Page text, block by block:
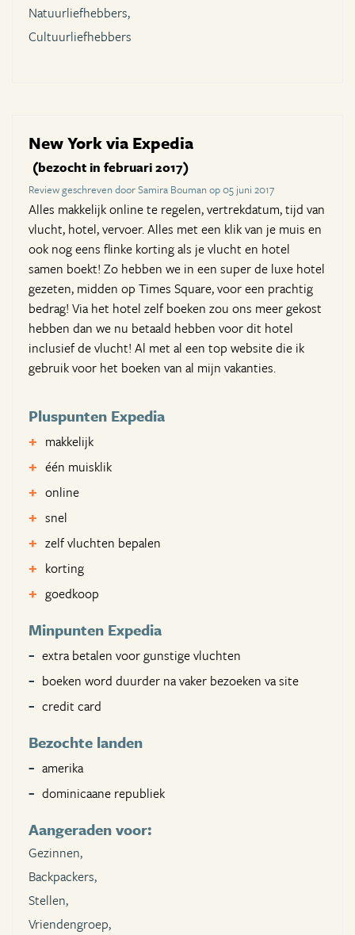
Natuurliefhebbers,
Cultuurliefhebbers
New York via Expedia
(bezocht in februari 2017)
Review geschreven door Samira Bouman op 05 juni 2017
Alles makkelijk online te regelen, vertrekdatum, tijd van
vlucht, hotel, vervoer. Alles met een klik van je muis en
ook nog eens flinke korting als je vlucht en hotel
samen boekt! Zo hebben we in een super de luxe hotel
gezeten, midden op Times Square, voor een prachtig
bedrag! Via het hotel zelf boeken zou ons meer gekost
hebben dan we nu betaald hebben voor dit hotel
inclusief de vlucht! Al met al een top website die ik
gebruik voor het boeken van al mijn vakanties.
Pluspunten Expedia
makkelijk
één muisklik
online
snel
zelf vluchten bepalen
korting
goedkoop
Minpunten Expedia
extra betalen voor gunstige vluchten
boeken word duurder na vaker bezoeken va site
credit card
Bezochte landen
amerika
dominicaane republiek
Aangeraden voor:
Gezinnen,
Backpackers,
Stellen,
Vriendengroep,